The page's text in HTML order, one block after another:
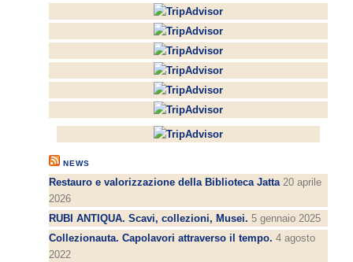
NEWS
Restauro e valorizzazione della Biblioteca Jatta 20 aprile
2026
RUBI ANTIQUA. Scavi, collezioni, Musei. 5 gennaio 2025
Collezionauta. Capolavori attraverso il tempo. 4 agosto
2022